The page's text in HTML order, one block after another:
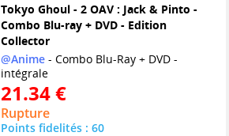
Tokyo Ghoul - 2 OAV : Jack & Pinto -
Combo Blu-ray + DVD - Edition
Collector
@Anime- Combo Blu-Ray + DVD -
intégrale
21.34 €
Rupture
Points fidelités : 60